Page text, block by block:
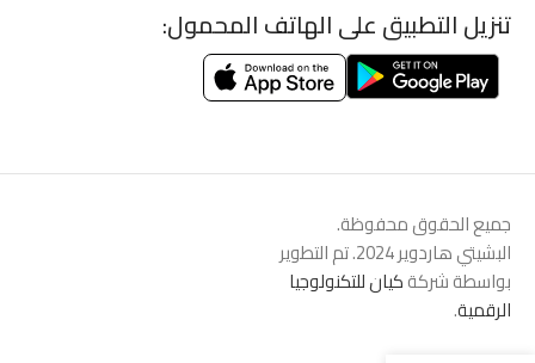
تنزيل التطبيق على الهاتف المحمول:
جميع الحقوق محفوظة.
البشيتي هاردوير 2024. تم التطوير
بواسطة شركةكيان للتكنولوجيا
الرقمية.